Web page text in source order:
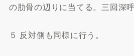
の肋骨の辺りに当てる。三回深呼
５ 反対側も同様に行う。